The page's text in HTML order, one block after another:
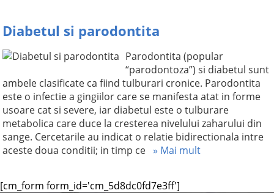
Diabetul si parodontita
Parodontita (popular
“parodontoza”) si diabetul sunt
ambele clasificate ca fiind tulburari cronice. Parodontita
este o infectie a gingiilor care se manifesta atat in forme
usoare cat si severe, iar diabetul este o tulburare
metabolica care duce la cresterea nivelului zaharului din
sange. Cercetarile au indicat o relatie bidirectionala intre
aceste doua conditii; in timp ce » Mai mult
[cm_form form_id='cm_5d8dc0fd7e3ff']